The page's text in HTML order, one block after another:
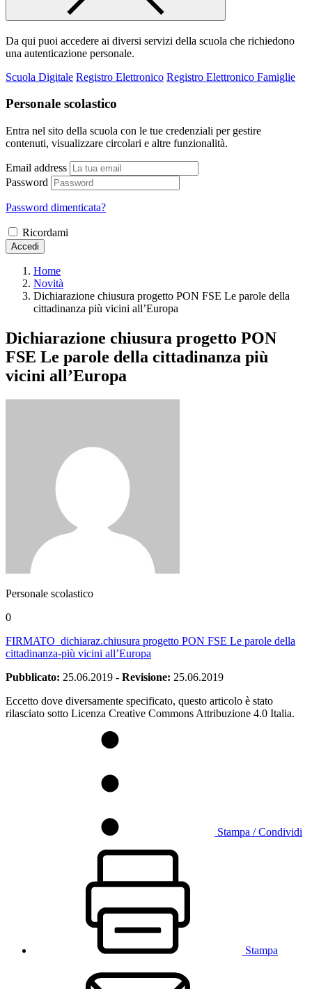
Da qui puoi accedere ai diversi servizi della scuola che richiedono
una autenticazione personale.
Scuola Digitale Registro Elettronico Registro Elettronico Famiglie
Personale scolastico
Entra nel sito della scuola con le tue credenziali per gestire
contenuti, visualizzare circolari e altre funzionalità.
Email address
Password
Password dimenticata?
Ricordami
Accedi
Home
Novità
Dichiarazione chiusura progetto PON FSE Le parole della
cittadinanza più vicini all’Europa
Dichiarazione chiusura progetto PON
FSE Le parole della cittadinanza più
vicini all’Europa
Personale scolastico
0
FIRMATO_dichiaraz.chiusura progetto PON FSE Le parole della
cittadinanza-più vicini all’Europa
Pubblicato: 25.06.2019 - Revisione: 25.06.2019
Eccetto dove diversamente specificato, questo articolo è stato
rilasciato sotto Licenza Creative Commons Attribuzione 4.0 Italia.
Stampa / Condividi
Stampa